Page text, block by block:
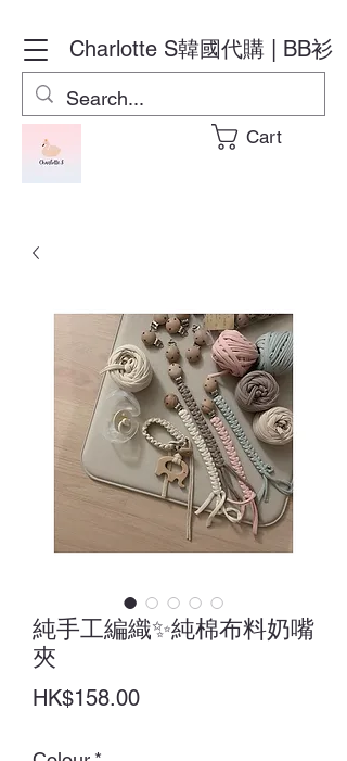
Charlotte S韓國代購 | BB衫
Cart
純手工編織✨純棉布料奶嘴
夾
HK$158.00Price